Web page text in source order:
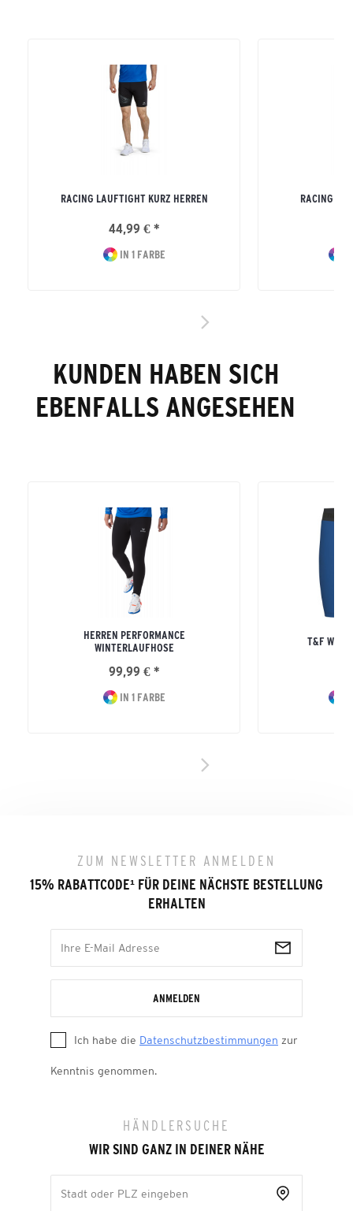
RACING LAUFTIGHT KURZ HERREN
44,99 € *
IN 1 FARBE
RACING
KUNDEN HABEN SICH
EBENFALLS ANGESEHEN
HERREN PERFORMANCE
WINTERLAUFHOSE
99,99 € *
IN 1 FARBE
T&F
ZUM NEWSLETTER ANMELDEN
15% RABATTCODE¹ FÜR DEINE NÄCHSTE BESTELLUNG
ERHALTEN
ANMELDEN
Ich habe die Datenschutzbestimmungen zur
Kenntnis genommen.
HÄNDLERSUCHE
WIR SIND GANZ IN DEINER NÄHE